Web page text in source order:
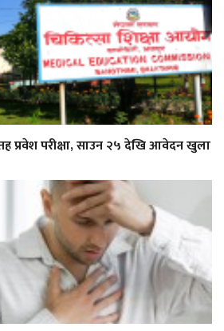
प्रवेश परीक्षा, साउन २५ देखि आवेदन खुला